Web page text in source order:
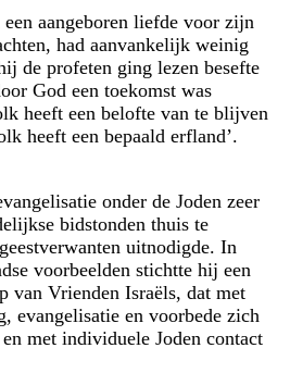
aangeboren liefde voor zijn
had aanvankelijk weinig
de profeten ging lezen besefte
God een toekomst was
heeft een belofte van te blijven
heeft een bepaald erfland’.
onder de Joden zeer
bidstonden thuis te
uitnodigde. In
voorbeelden stichtte hij een
van Vrienden Israëls, dat met
evangelisatie en voorbede zich
met individuele Joden contact